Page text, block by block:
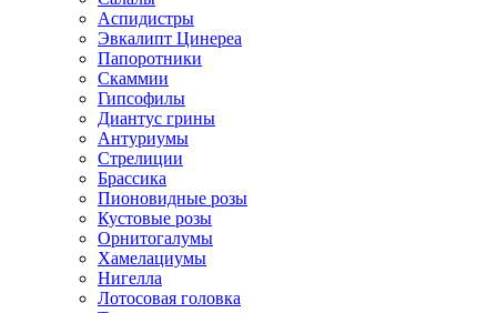
Аспидистры
Эвкалипт Цинереа
Папоротники
Скаммии
Гипсофилы
Диантус грины
Антуриумы
Стрелиции
Брассика
Пионовидные розы
Кустовые розы
Орнитогалумы
Хамелациумы
Нигелла
Лотосовая головка